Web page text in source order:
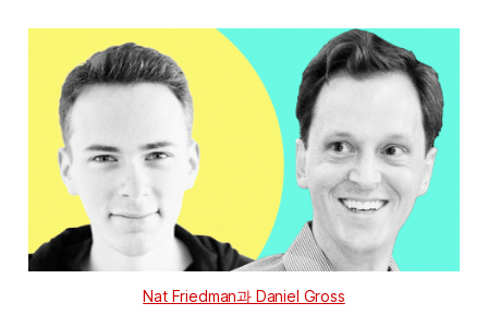
Nat Friedman과 Daniel Gross